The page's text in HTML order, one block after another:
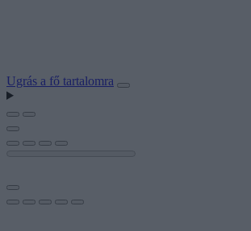
Ugrás a fő tartalomra